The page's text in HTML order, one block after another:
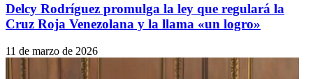
Delcy Rodríguez promulga la ley que regulará la
Cruz Roja Venezolana y la llama «un logro»
11 de marzo de 2026